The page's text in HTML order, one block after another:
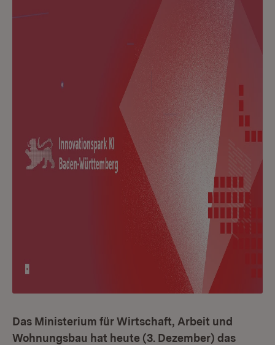
Das Ministerium für Wirtschaft, Arbeit und
Wohnungsbau hat heute (3. Dezember) das